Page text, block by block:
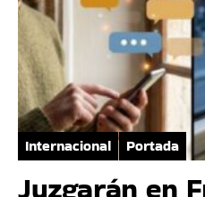
Internacional Portada
Juzgarán en